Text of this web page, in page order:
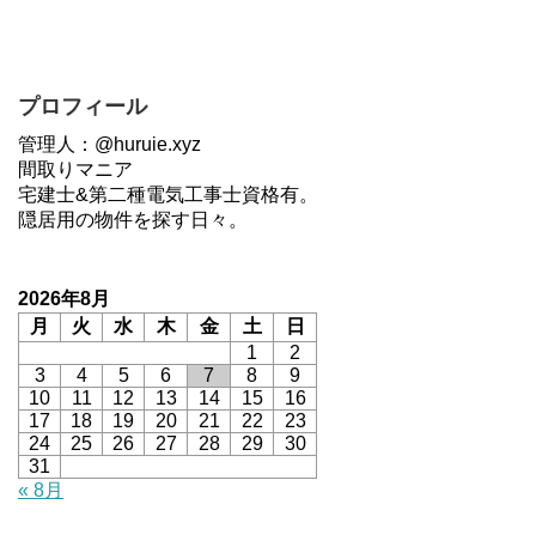
プロフィール
管理人：@huruie.xyz
間取りマニア
宅建士&第二種電気工事士資格有。
隠居用の物件を探す日々。
2026年8月
月
火 水 木 金 土
日
1
2
3
4 5 6 7 8
9
10
11 12 13 14 15
16
17
18 19 20 21 22
23
24
25 26 27 28 29
30
31
« 8月